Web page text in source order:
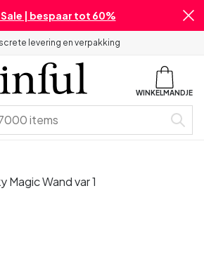
| bespaar tot 60%
levering en verpakking
WINKELMANDJE